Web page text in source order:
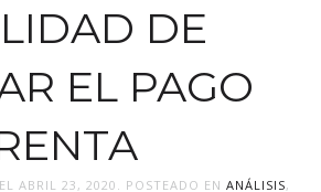
DE
EL PAGO
EL ABRIL 23, 2020 . POSTEADO EN ANÁLISIS,